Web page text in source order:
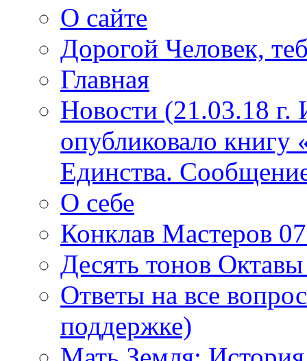
О сайте
Дорогой Человек,
Главная
Новости (21.03.18 г.
опубликовало книгу
Единства.
О себе
Конклав Мастеров
Десять тонов
Ответы на все
поддержке)